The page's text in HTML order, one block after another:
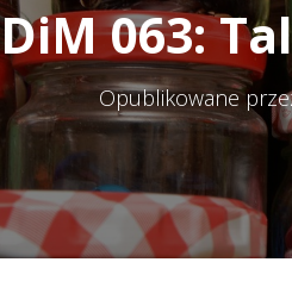
063:
Opublikowane